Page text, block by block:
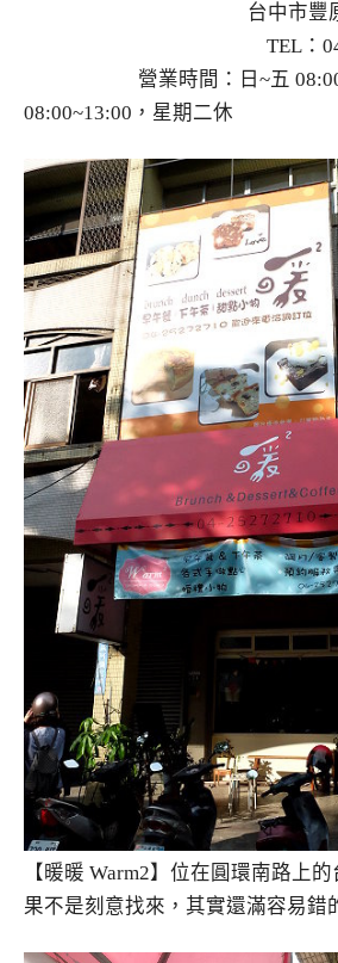
台中市豐原豐圓環
TEL：04-
營業時間：日~五
08:00~13:00，星期二休
【暖暖 Warm2】位在圓環南路上
果不是刻意找來，其實還滿容易錯